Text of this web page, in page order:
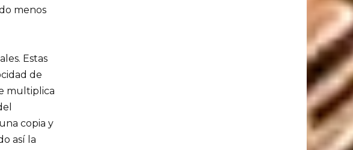
menos
Estas
de
multiplica
copia y
así la